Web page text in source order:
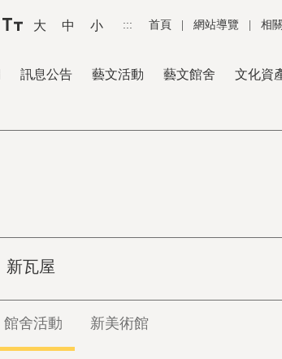
大 中 小 ::: 首頁 網站導覽 相
訊息公告 藝文活動 藝文館舍 文化資
新瓦屋
館舍活動 新美術館